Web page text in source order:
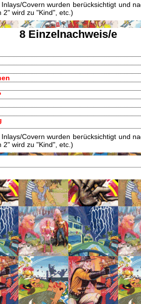
Covern wurden berücksichtigt und
wird zu "Kind", etc.)
8 Einzelnachweis/e
Covern wurden berücksichtigt und
wird zu "Kind", etc.)